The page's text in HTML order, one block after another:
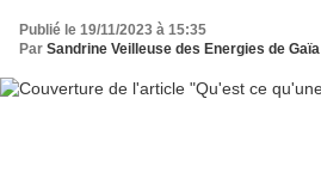
Publié le 19/11/2023 à 15:35
Par Sandrine Veilleuse des Energies de Gaïa